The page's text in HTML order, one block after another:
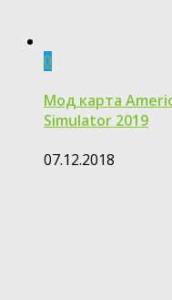
0
Мод карта
Simulator 2019
07.12.2018